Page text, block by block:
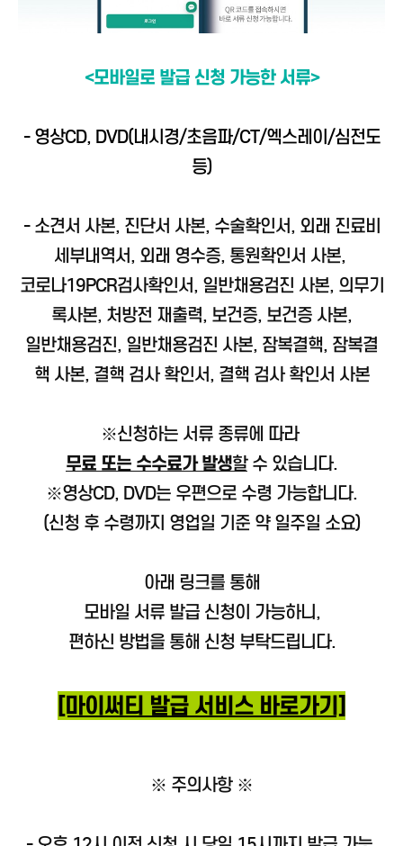
<모바일로 발급 신청 가능한 서류>
- 영상CD, DVD(내시경/초음파/CT/엑스레이/심전도
등)
- 소견서 사본, 진단서 사본, 수술확인서, 외래 진료비
세부내역서, 외래 영수증, 통원확인서 사본,
코로나19PCR검사확인서, 일반채용검진 사본, 의무기
록사본, 처방전 재출력, 보건증, 보건증 사본,
일반채용검진, 일반채용검진 사본, 잠복결핵, 잠복결
핵 사본, 결핵 검사 확인서, 결핵 검사 확인서 사본
※신청하는 서류 종류에 따라
무료 또는 수수료가 발생할수 있습니다.
※영상CD, DVD는 우편으로 수령 가능합니다.
(신청 후 수령까지 영업일 기준 약 일주일 소요)
아래 링크를 통해
모바일 서류 발급 신청이 가능하니,
편하신 방법을 통해 신청 부탁드립니다.
[마이써티 발급 서비스 바로가기]
※ 주의사항 ※